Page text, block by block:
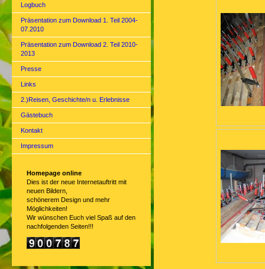
Logbuch
Präsentation zum Download 1. Teil 2004-
07.2010
Präsentation zum Download 2. Teil 2010-
2013
Presse
Links
2.)Reisen, Geschichte/n u. Erlebnisse
Gästebuch
Kontakt
Impressum
Homepage online
Dies ist der neue Internetauftritt mit
neuen Bildern,
schönerem Design und mehr
Möglichkeiten!
Wir wünschen Euch viel Spaß auf den
nachfolgenden Seiten!!!